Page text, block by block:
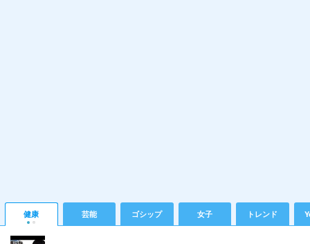
健康 芸能 ゴシップ 女子 トレンド